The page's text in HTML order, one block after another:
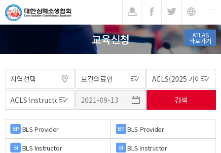
ATLAS
바로가기
교육신청
BP BLS Provider BP BLS Provider
BI BLS Instructor BI BLS Instructor